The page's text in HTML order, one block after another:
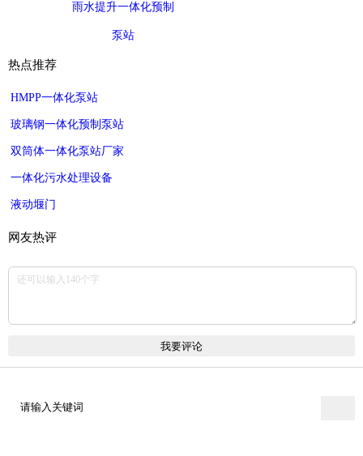
雨水提升一体化预制
泵站
热点推荐
HMPP一体化泵站
玻璃钢一体化预制泵站
双筒体一体化泵站厂家
一体化污水处理设备
液动堰门
网友热评